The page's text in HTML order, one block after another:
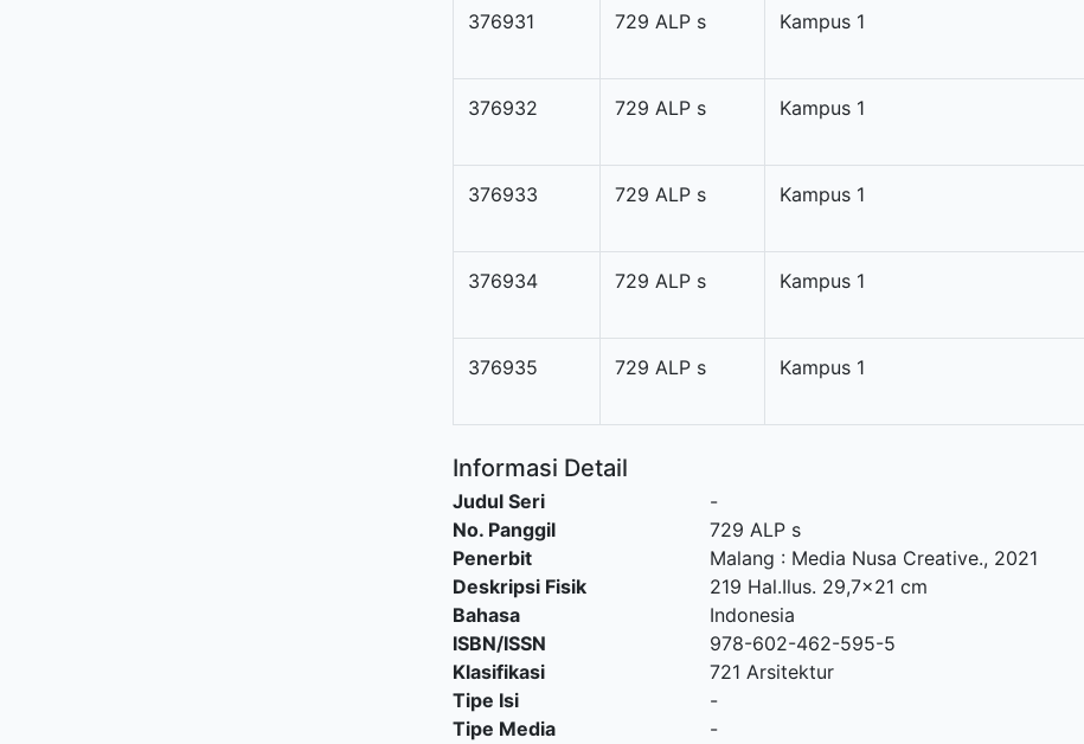
376931 729 ALP s Kampus 1
376932 729 ALP s Kampus 1
376933 729 ALP s Kampus 1
376934 729 ALP s Kampus 1
376935 729 ALP s Kampus 1
Informasi Detail
Judul Seri
-
No. Panggil
729 ALP s
Penerbit
Malang : Media Nusa Creative., 2021
Deskripsi Fisik
219 Hal.Ilus. 29,7x21 cm
Bahasa
Indonesia
ISBN/ISSN
978-602-462-595-5
Klasifikasi
721 Arsitektur
Tipe Isi
-
Tipe Media
-